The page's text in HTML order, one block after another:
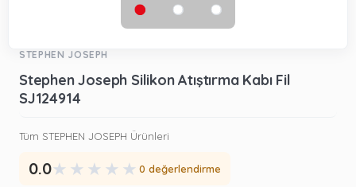
STEPHEN JOSEPH
Stephen Joseph Silikon Atıştırma Kabı Fil
SJ124914
Tüm STEPHEN JOSEPH Ürünleri
0.0★ ★ ★ ★ ★ 0 değerlendirme